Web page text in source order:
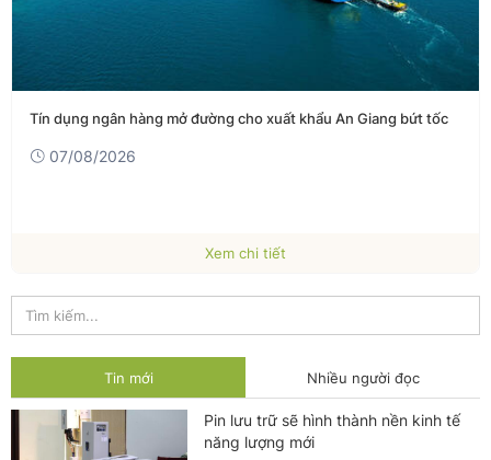
Tín dụng ngân hàng mở đường cho xuất khẩu An Giang bứt tốc
07/08/2026
Xem chi tiết
Tin mới Nhiều người đọc
Pin lưu trữ sẽ hình thành nền kinh tế
năng lượng mới